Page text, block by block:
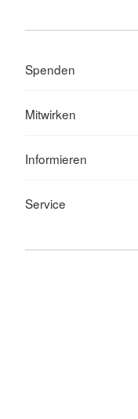
Spenden
Mitwirken
Informieren
Service